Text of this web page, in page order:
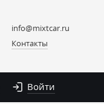
info@mixtcar.ru
Контакты
Войти